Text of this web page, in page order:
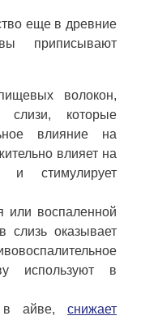
еще в древние
приписывают
волокон,
которые
влияние на
влияет на
и стимулирует
или воспаленной
слизь оказывает
используют в
в айве, снижает